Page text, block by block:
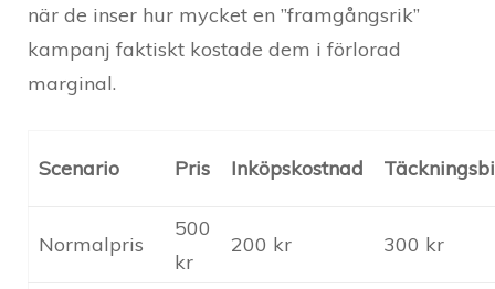
när de inser hur mycket en ”framgångsrik”
kampanj faktiskt kostade dem i förlorad
marginal.
Scenario Pris Inköpskostnad
Normalpris
500
kr
200 kr 300 kr